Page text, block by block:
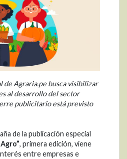
de Agraria.pe busca visibilizar
al desarrollo del sector
publicitario está previsto
de la publicación especial
, primera edición, viene
entre empresas e